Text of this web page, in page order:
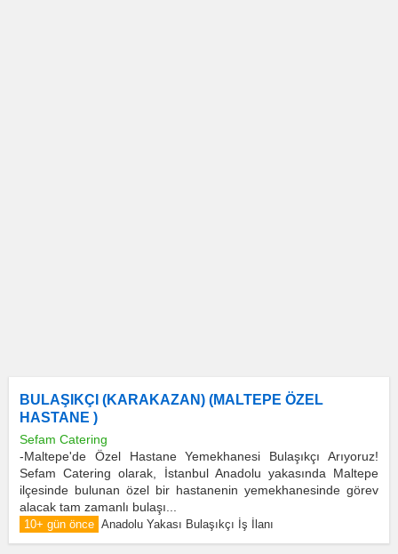
BULAŞIKÇI (KARAKAZAN) (MALTEPE ÖZEL
HASTANE )
Sefam Catering
-Maltepe'de Özel Hastane Yemekhanesi Bulaşıkçı Arıyoruz!
Sefam Catering olarak, İstanbul Anadolu yakasında Maltepe
ilçesinde bulunan özel bir hastanenin yemekhanesinde görev
alacak tam zamanlı bulaşı...
10+ gün önce Anadolu Yakası Bulaşıkçı İş İlanı